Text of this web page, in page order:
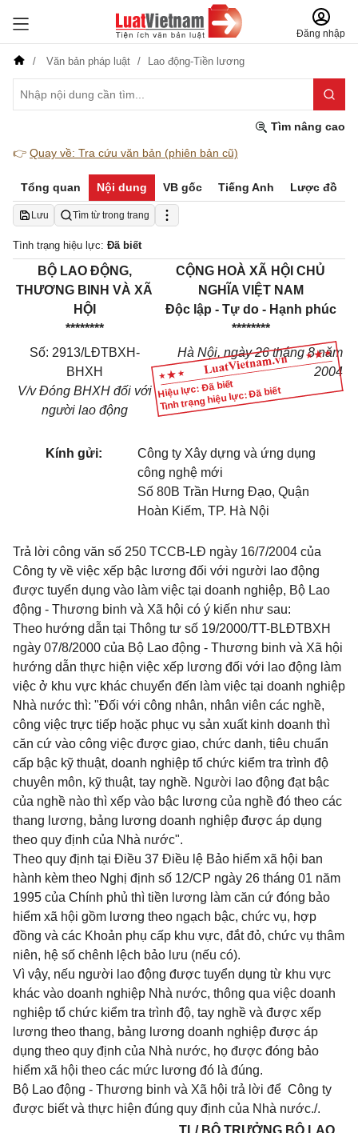
Đăng nhập
Văn bản pháp luật Lao động-Tiền lương
Tìm nâng cao
👉 Quay về: Tra cứu văn bản (phiên bản cũ)
Tổng quan Nội dung VB gốc Tiếng Anh Lược đồ
Lưu Tìm từ trong trang
Tình trạng hiệu lực: Đã biết
Hiệu lực: Đã biết
Tình trạng hiệu lực: Đã biết
BỘ LAO ĐỘNG,
THƯƠNG BINH VÀ XÃ
HỘI
********
CỘNG HOÀ XÃ HỘI CHỦ
NGHĨA VIỆT NAM
Độc lập - Tự do - Hạnh phúc
********
Số: 2913/LĐTBXH-
BHXH
V/v Đóng BHXH đối với
người lao động
Hà Nội, ngày 26 tháng 8 năm
2004
Kính gửi:
Công ty Xây dựng và ứng dụng
công nghệ mới
Số 80B Trần Hưng Đạo, Quận
Hoàn Kiếm, TP. Hà Nội
Trả lời công văn số 250 TCCB-LĐ ngày 16/7/2004 của
Công ty về việc xếp bậc lương đối với người lao động
được tuyển dụng vào làm việc tại doanh nghiệp, Bộ Lao
động - Thương binh và Xã hội có ý kiến như sau:
Theo hướng dẫn tại Thông tư số 19/2000/TT-BLĐTBXH
ngày 07/8/2000 của Bộ Lao động - Thương binh và Xã hội
hướng dẫn thực hiện việc xếp lương đối với lao động làm
việc ở khu vực khác chuyển đến làm việc tại doanh nghiệp
Nhà nước thì: "Đối với công nhân, nhân viên các nghề,
công việc trực tiếp hoặc phục vụ sản xuất kinh doanh thì
căn cứ vào công việc được giao, chức danh, tiêu chuẩn
cấp bậc kỹ thuật, doanh nghiệp tổ chức kiểm tra trình độ
chuyên môn, kỹ thuật, tay nghề. Người lao động đạt bậc
của nghề nào thì xếp vào bậc lương của nghề đó theo các
thang lương, bảng lương doanh nghiệp được áp dụng
theo quy định của Nhà nước".
Theo quy định tại Điều 37 Điều lệ Bảo hiểm xã hội ban
hành kèm theo Nghị định số 12/CP ngày 26 tháng 01 năm
1995 của Chính phủ thì tiền lương làm căn cứ đóng bảo
hiểm xã hội gồm lương theo ngạch bậc, chức vụ, hợp
đồng và các Khoản phụ cấp khu vực, đắt đỏ, chức vụ thâm
niên, hệ số chênh lệch bảo lưu (nếu có).
Vì vậy, nếu người lao động được tuyển dụng từ khu vực
khác vào doanh nghiệp Nhà nước, thông qua việc doanh
nghiệp tổ chức kiểm tra trình độ, tay nghề và được xếp
lương theo thang, bảng lương doanh nghiệp được áp
dụng theo quy định của Nhà nước, họ được đóng bảo
hiểm xã hội theo các mức lương đó là đúng.
Bộ Lao động - Thương binh và Xã hội trả lời để Công ty
được biết và thực hiện đúng quy định của Nhà nước./.
TL/ BỘ TRƯỞNG BỘ LAO